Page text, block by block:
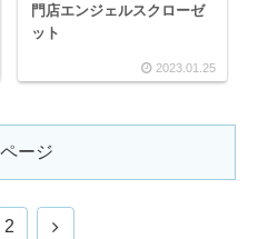
門店エンジェルスクローゼ
ット
2023.01.25
ージ
2